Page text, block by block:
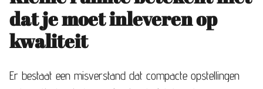
dat je moet inleveren op
kwaliteit
Er bestaat een misverstand dat compacte opstellingen